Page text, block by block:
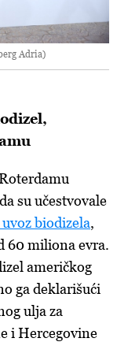
Adria)
su učestvovale
biodizela,
60 miliona evra.
američkog
ga deklarišući
ulja za
i Hercegovine